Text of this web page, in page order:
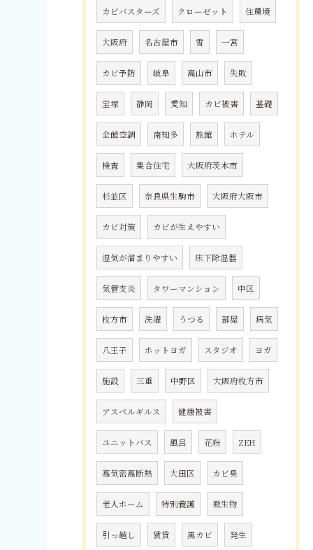
カビバスターズ クローゼット 住環境
大阪府 名古屋市 雪 一宮
カビ予防 岐阜 高山市 失敗
宝塚 静岡 愛知 カビ被害 基礎
全館空調 南知多 旅館 ホテル
検査 集合住宅 大阪府茨木市
杉並区 奈良県生駒市 大阪府大阪市
カビ対策 カビが生えやすい
湿気が溜まりやすい 床下除湿器
気管支炎 タワーマンション 中区
枚方市 洗濯 うつる 部屋 病気
八王子 ホットヨガ スタジオ ヨガ
施設 三重 中野区 大阪府枚方市
アスペルギルス 健康被害
ユニットバス 風呂 花粉 ZEH
高気密高断熱 大田区 カビ臭
老人ホーム 特別養護 微生物
引っ越し 賃貸 黒カビ 発生